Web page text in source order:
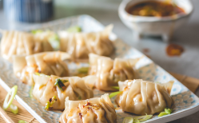
Gedämpfte Jiaozi mit
Schweinefleischfüllung | 餃子 / 饺
子